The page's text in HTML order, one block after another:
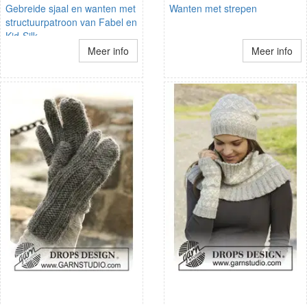
Gebreide sjaal en wanten met
structuurpatroon van Fabel en
Kid-Silk.
Meer info
Wanten met strepen
Meer info